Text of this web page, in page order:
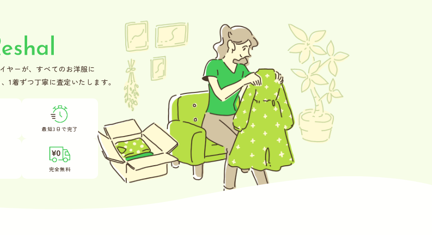
ヤーが、すべてのお洋服に
1着ずつ丁寧に査定いたします。
最短3日で完了
完全無料